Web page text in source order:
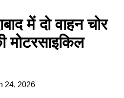
में दो वाहन चोर
मोटरसाइकिल
24, 2026